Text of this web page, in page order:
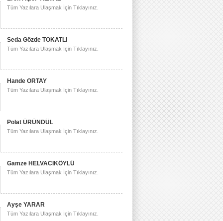
Tüm Yazılara Ulaşmak İçin Tıklayınız.
Seda Gözde TOKATLI
Tüm Yazılara Ulaşmak İçin Tıklayınız.
Hande ORTAY
Tüm Yazılara Ulaşmak İçin Tıklayınız.
Polat ÜRÜNDÜL
Tüm Yazılara Ulaşmak İçin Tıklayınız.
Gamze HELVACIKÖYLÜ
Tüm Yazılara Ulaşmak İçin Tıklayınız.
Ayşe YARAR
Tüm Yazılara Ulaşmak İçin Tıklayınız.